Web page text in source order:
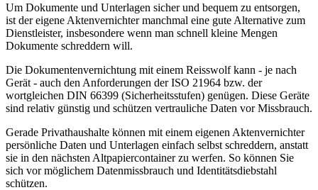
Um Dokumente und Unterlagen sicher und bequem zu entsorgen,
ist der eigene Aktenvernichter manchmal eine gute Alternative zum
Dienstleister, insbesondere wenn man schnell kleine Mengen
Dokumente schreddern will.
Die Dokumentenvernichtung mit einem Reisswolf kann - je nach
Gerät - auch den Anforderungen der ISO 21964 bzw. der
wortgleichen DIN 66399 (Sicherheitsstufen) genügen. Diese Geräte
sind relativ günstig und schützen vertrauliche Daten vor Missbrauch.
Gerade Privathaushalte können mit einem eigenen Aktenvernichter
persönliche Daten und Unterlagen einfach selbst schreddern, anstatt
sie in den nächsten Altpapiercontainer zu werfen. So können Sie
sich vor möglichem Datenmissbrauch und Identitätsdiebstahl
schützen.